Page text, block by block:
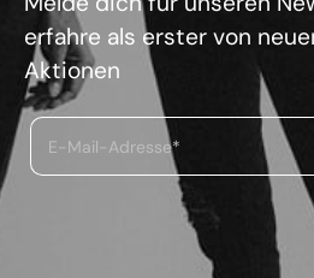
erfahre als erster von
Aktionen
E-Mail-Adresse*